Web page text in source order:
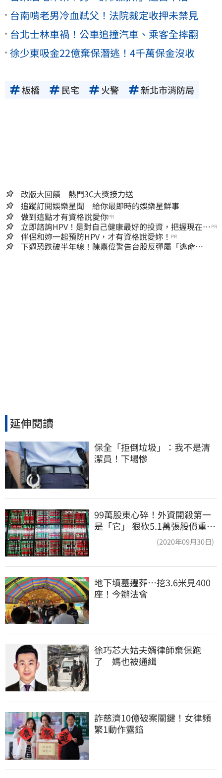
台南啃老男冷血弒父！法院裁定收押未禁見
台北士林車禍！公車追撞汽車、乘客全摔翻
徐少東吸金22億棄保潛逃！4千萬保金沒收
板橋 民宅 火警 新北市消防局
改版大回饋 熱門3C大獎接力送
追蹤訂閱娛樂星聞 給你最即時的娛樂星鮮事
做到這點才有資格說愛你PR
立即諮詢HPV！是對自己健康最好的投資，把握現在不
嫌晚！
PR
伴侶和妳一起預防HPV，才有資格說愛妳！ PR
下週恐跌破半年線！陳嘉偉警告台股反彈屬「逃命
延伸閱讀
保全「拒倒垃圾」：我不是清
潔員！下場慘
99萬股東心碎！外資開殺第一
是「它」 狠砍5.1萬張股價重挫
(2020年09月30日)
地下墳墓遷葬…挖3.6米見400
座！今辦法會
徐巧芯大姑夫婿律師棄保跑
了　媽也被通緝
詐慈濟10億破案關鍵！女律頻
繁1動作露餡